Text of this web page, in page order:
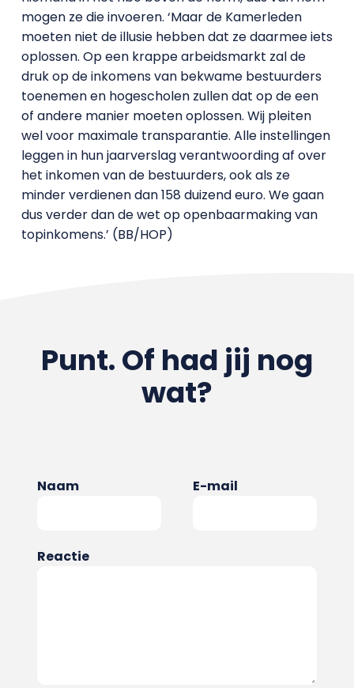
mogen ze die invoeren. ‘Maar de Kamerleden
moeten niet de illusie hebben dat ze daarmee iets
oplossen. Op een krappe arbeidsmarkt zal de
druk op de inkomens van bekwame bestuurders
toenemen en hogescholen zullen dat op de een
of andere manier moeten oplossen. Wij pleiten
wel voor maximale transparantie. Alle instellingen
leggen in hun jaarverslag verantwoording af over
het inkomen van de bestuurders, ook als ze
minder verdienen dan 158 duizend euro. We gaan
dus verder dan de wet op openbaarmaking van
topinkomens.’ (BB/HOP)
Punt. Of had jij nog
wat?
Naam E-mail
Reactie